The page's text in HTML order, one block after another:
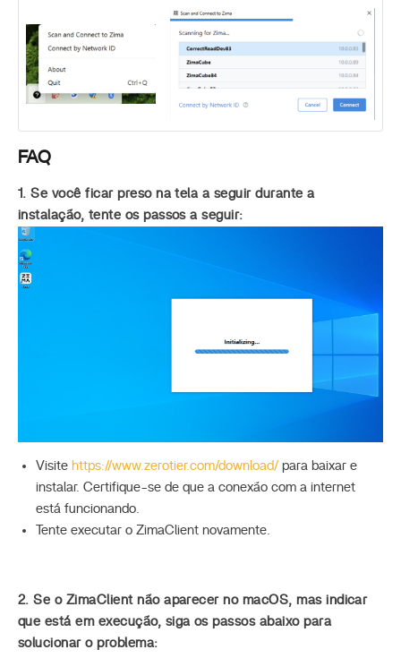
FAQ
1. Se você ficar preso na tela a seguir durante a
instalação, tente os passos a seguir:
Visite https://www.zerotier.com/download/ para baixar e
instalar. Certifique-se de que a conexão com a internet
está funcionando.
Tente executar o ZimaClient novamente.
2. Se o ZimaClient não aparecer no macOS, mas indicar
que está em execução, siga os passos abaixo para
solucionar o problema: